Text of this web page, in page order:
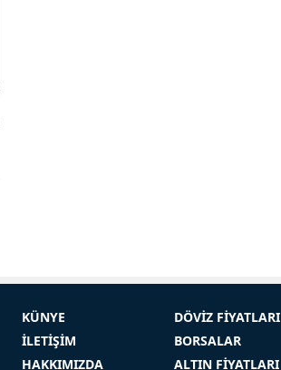
KÜNYE
İLETİŞİM
HAKKIMIZDA
DÖVİZ FİYATLARI
BORSALAR
ALTIN FİYATLARI